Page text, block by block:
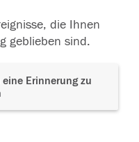
die Ihnen
geblieben sind.
Erinnerung zu